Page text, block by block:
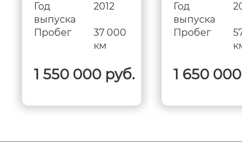
Год
выпуска
2012
Пробег
37 000
км
1 550 000 руб.
Год
выпуска
Пробег
1 650